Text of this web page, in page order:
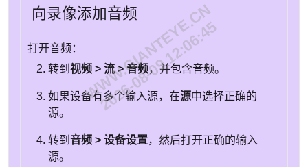
向录像添加音频
打开音频：
转到 视频 > 流 > 音频，并包含音频。
如果设备有多个输入源，在源中选择正确的
源。
转到 音频 > 设备设置，然后打开正确的输入
源。
WWW.GIANTEYE.CN
2026-08-09 12:06:45